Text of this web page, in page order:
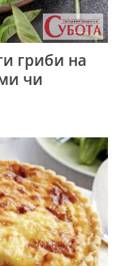
гриби на
чи